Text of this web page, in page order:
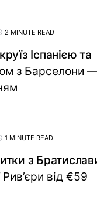
2 MINUTE READ
Іспанією та
з Барселони
1 MINUTE READ
з
від €59